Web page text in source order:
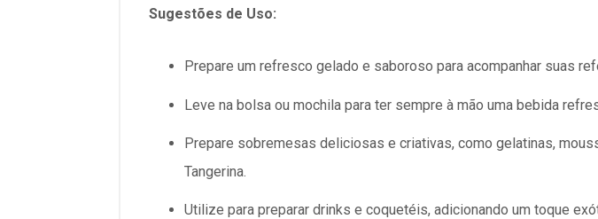
Sugestões de Uso:
Prepare um refresco gelado e saboroso para acompanhar suas
Leve na bolsa ou mochila para ter sempre à mão uma bebida
Prepare sobremesas deliciosas e criativas, como gelatinas,
Tangerina.
Utilize para preparar drinks e coquetéis, adicionando um toque